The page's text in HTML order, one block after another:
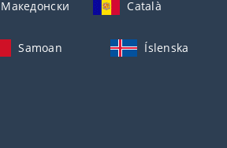
Македонски Català
Samoan Íslenska